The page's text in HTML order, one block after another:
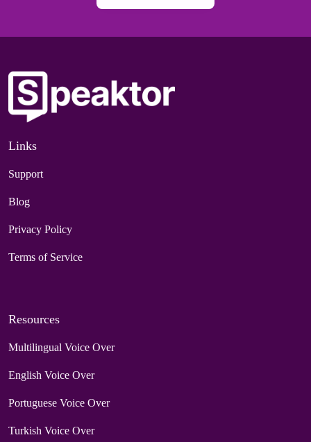
Links
Support
Blog
Privacy Policy
Terms of Service
Resources
Multilingual Voice Over
English Voice Over
Portuguese Voice Over
Turkish Voice Over